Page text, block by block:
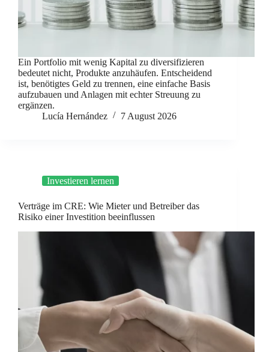
Ein Portfolio mit wenig Kapital zu diversifizieren
bedeutet nicht, Produkte anzuhäufen. Entscheidend
ist, benötigtes Geld zu trennen, eine einfache Basis
aufzubauen und Anlagen mit echter Streuung zu
ergänzen.
Lucía Hernández
7 August 2026
Investieren lernen
Verträge im CRE: Wie Mieter und Betreiber das
Risiko einer Investition beeinflussen